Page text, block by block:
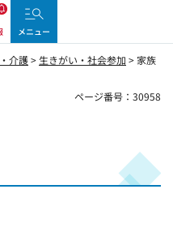
メニュー
介護>生きがい・社会参加 > 家族
ページ番号：30958